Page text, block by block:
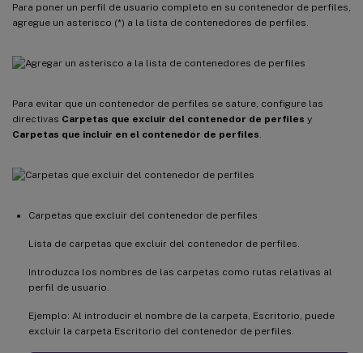
Para poner un perfil de usuario completo en su contenedor de perfiles,
agregue un asterisco (*) a la lista de contenedores de perfiles.
Para evitar que un contenedor de perfiles se sature, configure las
directivas Carpetas que excluir del contenedor de perfiles y
Carpetas que incluir en el contenedor de perfiles
Carpetas que excluir del contenedor de perfiles
Lista de carpetas que excluir del contenedor de perfiles.
Introduzca los nombres de las carpetas como rutas relativas al
perfil de usuario.
Ejemplo: Al introducir el nombre de la carpeta, Escritorio, puede
excluir la carpeta Escritorio del contenedor de perfiles.